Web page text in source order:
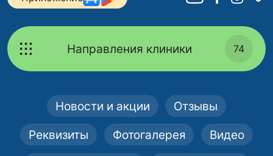
Направления клиники 74
Новости и акции Отзывы
Реквизиты Фотогалерея Видео